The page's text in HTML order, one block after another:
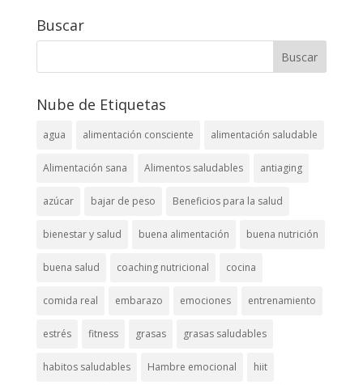
Buscar
Nube de Etiquetas
agua alimentación consciente alimentación saludable
Alimentación sana Alimentos saludables antiaging
azúcar bajar de peso Beneficios para la salud
bienestar y salud buena alimentación buena nutrición
buena salud coaching nutricional cocina
comida real embarazo emociones entrenamiento
estrés fitness grasas grasas saludables
habitos saludables Hambre emocional hiit